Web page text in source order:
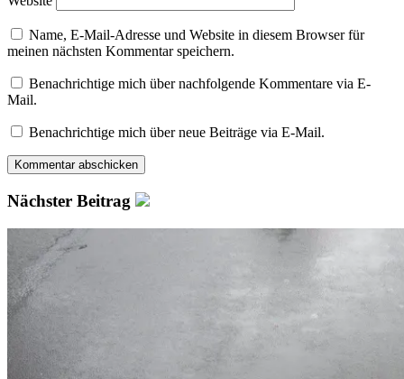
Name, E-Mail-Adresse und Website in diesem Browser für
meinen nächsten Kommentar speichern.
Benachrichtige mich über nachfolgende Kommentare via E-
Mail.
Benachrichtige mich über neue Beiträge via E-Mail.
Nächster Beitrag